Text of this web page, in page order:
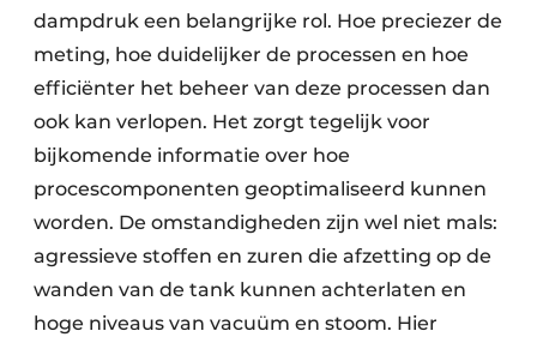
dampdruk een belangrijke rol. Hoe preciezer de
meting, hoe duidelijker de processen en hoe
efficiënter het beheer van deze processen dan
ook kan verlopen. Het zorgt tegelijk voor
bijkomende informatie over hoe
procescomponenten geoptimaliseerd kunnen
worden. De omstandigheden zijn wel niet mals:
agressieve stoffen en zuren die afzetting op de
wanden van de tank kunnen achterlaten en
hoge niveaus van vacuüm en stoom. Hier